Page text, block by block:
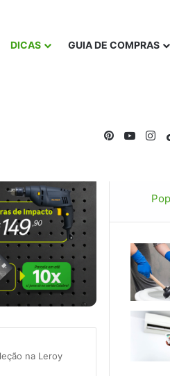
DICAS GUIA DE COMPRAS
Pinterest
na Leroy